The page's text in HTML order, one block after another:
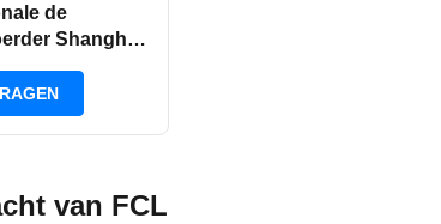
de
Shanghai
van FCL